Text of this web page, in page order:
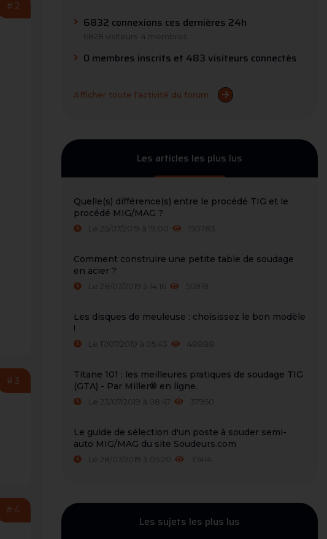
#2
#3
#4
6832 connexions ces dernières 24h
6828 visiteurs 4 membres
0 membres inscrits et 483 visiteurs connectés
Afficher toute l'activité du forum
Les articles les plus lus
Quelle(s) différence(s) entre le procédé TIG et le
procédé MIG/MAG ?
Le 25/07/2019 à 19:00 150783
Comment construire une petite table de soudage
en acier ?
Le 28/07/2019 à 14:16 50918
Les disques de meuleuse : choisissez le bon modèle
!
Le 17/07/2019 à 05:43 48888
Titane 101 : les meilleures pratiques de soudage TIG
(GTA) - Par Miller® en ligne.
Le 23/07/2019 à 08:47 37950
Le guide de sélection d'un poste à souder semi-
auto MIG/MAG du site Soudeurs.com
Le 28/07/2019 à 05:20 37414
Les sujets les plus lus